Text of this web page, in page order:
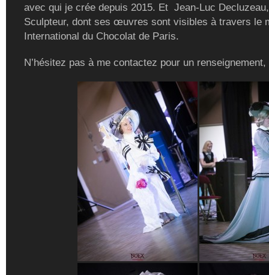
avec qui je crée depuis 2015. Et Jean-Luc
Sculpteur, dont ses œuvres sont visibles à travers le
International du Chocolat de Paris.
N’hésitez pas à me contactez pour un